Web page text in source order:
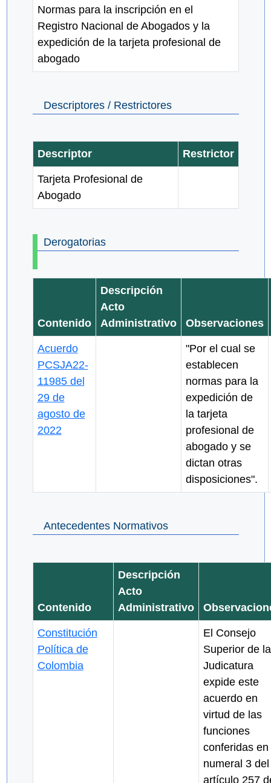
Normas para la inscripción en el
Registro Nacional de Abogados y la
expedición de la tarjeta profesional de
abogado
Descriptores / Restrictores
Descriptor Restrictor
Tarjeta Profesional de
Abogado
Derogatorias
Contenido
Descripción
Acto
Administrativo
Observaciones
Acuerdo
PCSJA22-
11985 del
29 de
agosto de
2022
"Por el cual se
establecen
normas para la
expedición de
la tarjeta
profesional de
abogado y se
dictan otras
disposiciones".
Antecedentes Normativos
Contenido
Descripción
Acto
Administrativo
Constitución
Política de
Colombia
El Consejo
Superior de la
Judicatura
expide este
acuerdo en
virtud de las
funciones
conferidas en
numeral 3 del
artículo 257